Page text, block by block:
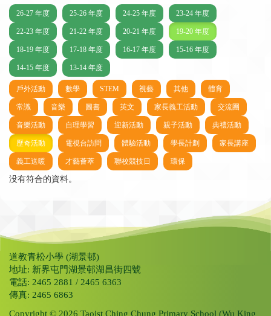
26-27 年度 25-26 年度 24-25 年度 23-24 年度
22-23 年度 21-22 年度 20-21 年度 19-20 年度
18-19 年度 17-18 年度 16-17 年度 15-16 年度
14-15 年度 13-14 年度
戶外活動 數學 STEM 視藝 其他 體育
常識 音樂 圖書 英文 家長義工活動 交流團
音樂活動 自理學習 迎新活動 親子活動 典禮活動
歷奇活動 電視台訪問 體驗活動 學長計劃 家長講座
義工送暖 才藝薈萃 聯校競技日 環保
没有符合的資料。
道教青松小學 (湖景邨)
地址: 新界屯門湖景邨湖昌街四號
電話: 2465 2881 / 2465 6363
傳真: 2465 6863
Copyright © 2026 Taoist Ching Chung Primary School (Wu King